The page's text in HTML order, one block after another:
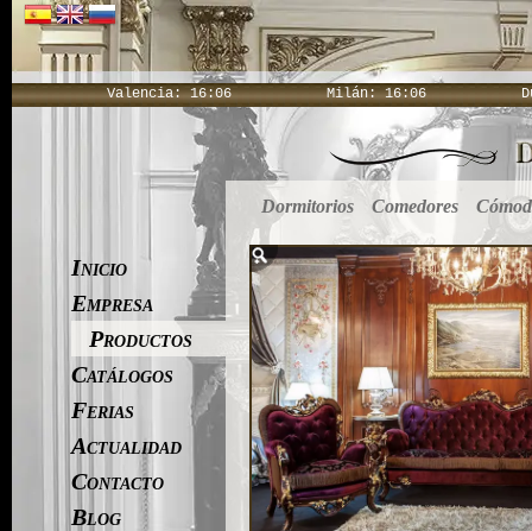
Valencia:16:06 Milán:16:06
Inicio
Empresa
Productos
Catálogos
Ferias
Actualidad
Contacto
Blog
Dormitorios Comedores